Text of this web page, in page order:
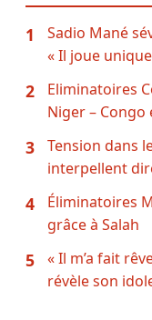
1
Sadio Mané
« Il joue
2
Eliminatoires
Niger – Congo
3
Tension dans
interpellent
4
Éliminatoires
grâce à Salah
5
« Il m’a fait
révèle son